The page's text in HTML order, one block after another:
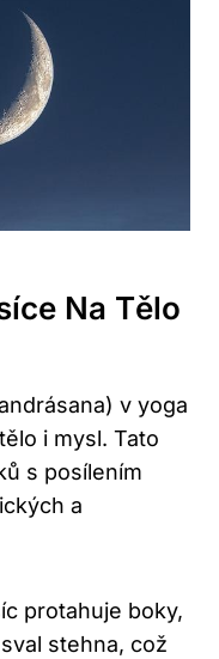
Na Tělo
v yoga
i mysl. Tato
s posílením
a
protahuje boky,
stehna, což